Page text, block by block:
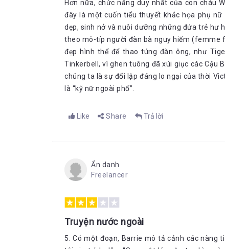
Hơn nữa, chức năng duy nhất của con cháu
đây là một cuốn tiểu thuyết khắc họa phụ
dẹp, sinh nở và nuôi dưỡng những đứa trẻ hư
theo mô-típ người đàn bà nguy hiểm (femme
đẹp hình thể để thao túng đàn ông, như
Tinkerbell, vì ghen tuông đã xúi giục các Cậu
chúng ta là sự đối lập đáng lo ngại của thời
là “kỹ nữ ngoài phố”.
Like Share Trả lời
Ẩn danh
Freelancer
Truyện nước ngoài
5. Có một đoạn, Barrie mô tả cảnh các nàng